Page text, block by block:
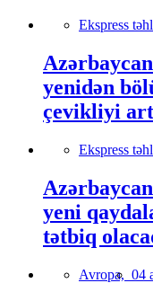
Ekspress
yenidən
çevikliyi
Ekspress
yeni
tətbiq
Avropa, 04